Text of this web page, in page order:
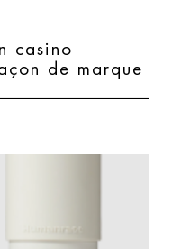
casino
de marque